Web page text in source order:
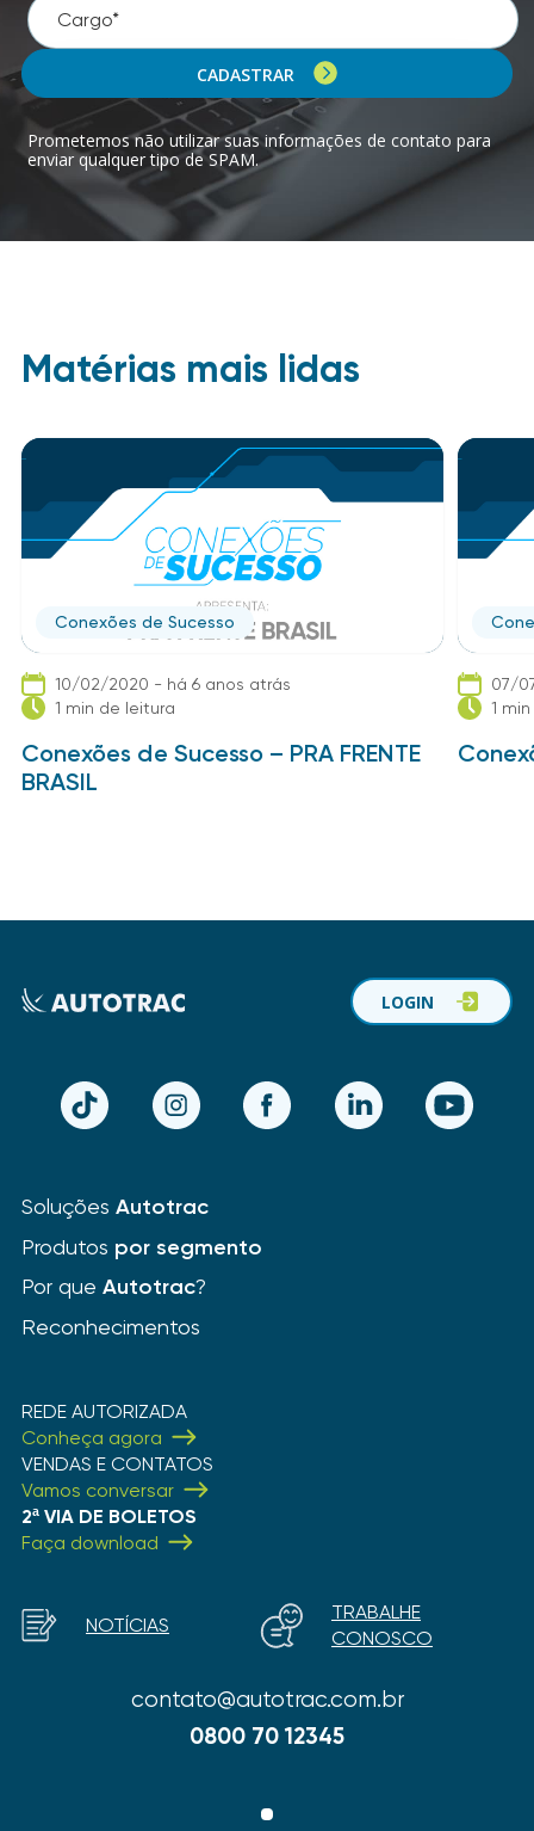
CADASTRAR
Prometemos não utilizar suas informações de contato para
enviar qualquer tipo de SPAM.
Matérias mais lidas
Conexões de Sucesso
10/02/2020 - há 6 anos atrás
1 min de leitura
Conexões de Sucesso – PRA FRENTE
BRASIL
07/
1
TikTok Instagram Facebook LinkedIn YouTube
LOGIN
Soluções Autotrac
Produtos por segmento
Por que Autotrac?
Reconhecimentos
REDE AUTORIZADA
Conheça agora
VENDAS E CONTATOS
Vamos conversar
2ª VIA DE BOLETOS
Faça download
contato@autotrac.com.br
0800 70 12345
NOTÍCIAS
TRABALHE
CONOSCO